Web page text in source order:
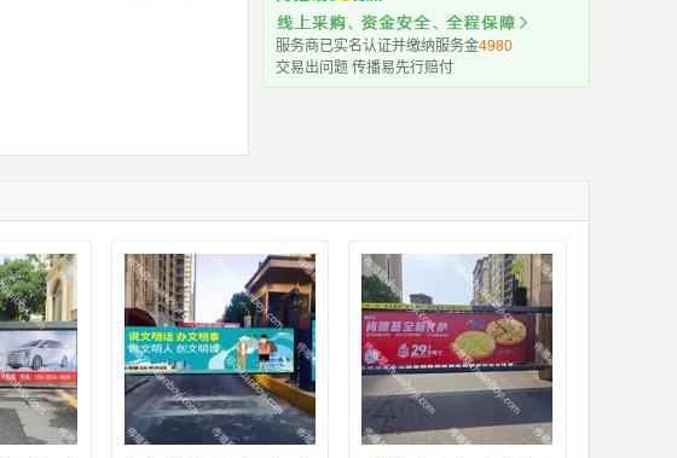
服务商已实名认证并缴纳服务金4980
交易出问题 传播易先行赔付